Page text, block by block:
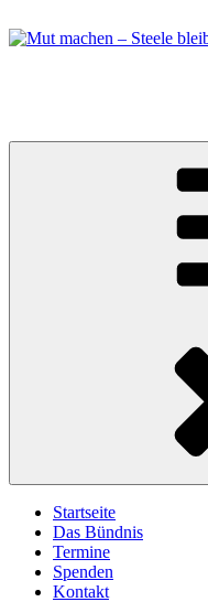
Inhalt
Startseite
Das Bündnis
Termine
Spenden
Kontakt